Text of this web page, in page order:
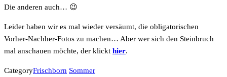
Die anderen auch… 😉
Leider haben wir es mal wieder versäumt, die obligatorischen
Vorher-Nachher-Fotos zu machen… Aber wer sich den Steinbruch
mal anschauen möchte, der klickt hier.
CategoryFrischborn Sommer